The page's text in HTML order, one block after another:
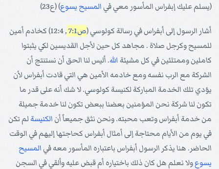
(يسلم عليك إبفراس المأسور معي في المسيح يسوع) (ع23)
أشار الرسول إلى أبفراس في رسالة كولوسي (ص7:1
, 12:4) كخادم أمين
للمسيح وكرجل صلاة . مجاهد كل حين لأجل القديسين لكي يثبتوا
كاملين وممتلئين في كل مشيئة الله. أليس لنا الحق أن نستنتج أن
الشركة مع الرب نفسه ومع خادمه الأمين هي التي قادت أبفراس لأن
يؤدي تلك الخدمة المباركة لكنيسة كولوسي. لا شك أنه على قدر ما
تكون لنا شركة نحن المؤمنين بعضنا ببعض تكون لنا خدمة جميلة
من خدمة أبفراس وتعب محبته. ونحن نثق جميعاً أن الكنيسة لم تكن
في يوم من الأيام محتاجة إلى أمثال أبفراس كحاجتها إليهم في الوقت
الحاضر. هنا يذكر الرسول أبفراس باعتباره المأسور معه في المسيح
يسوعولا نعلم هل كان ذلك باختياره أم قبض عليه وألقي في السجن